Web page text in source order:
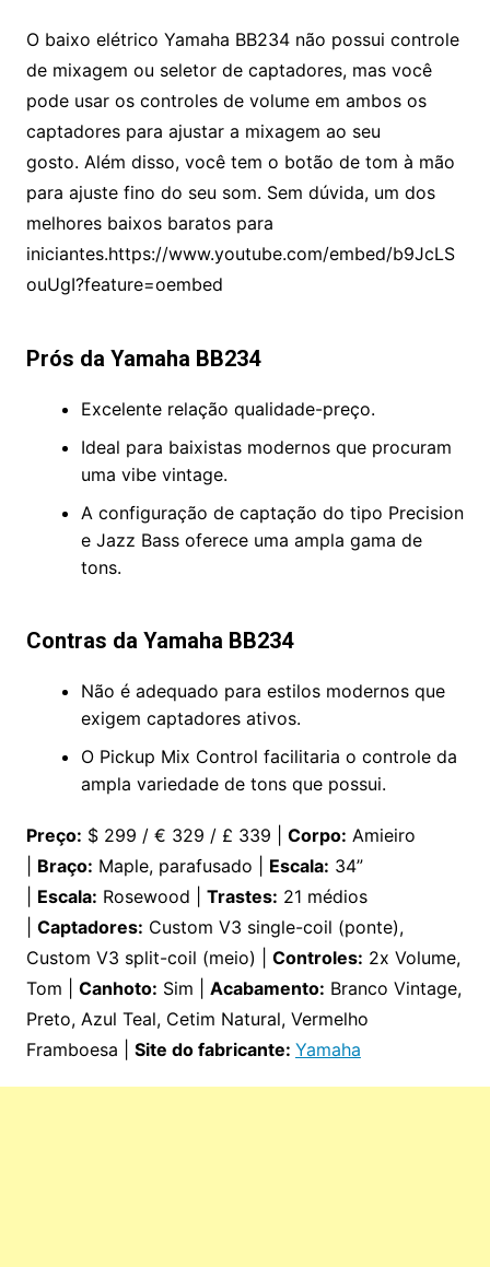
O baixo elétrico Yamaha BB234 não possui controle
de mixagem ou seletor de captadores, mas você
pode usar os controles de volume em ambos os
captadores para ajustar a mixagem ao seu
gosto. Além disso, você tem o botão de tom à mão
para ajuste fino do seu som. Sem dúvida, um dos
melhores baixos baratos para
iniciantes.https://www.youtube.com/embed/b9JcLS
ouUgI?feature=oembed
Prós da Yamaha BB234
Excelente relação qualidade-preço.
Ideal para baixistas modernos que procuram
uma vibe vintage.
A configuração de captação do tipo Precision
e Jazz Bass oferece uma ampla gama de
tons.
Contras da Yamaha BB234
Não é adequado para estilos modernos que
exigem captadores ativos.
O Pickup Mix Control facilitaria o controle da
ampla variedade de tons que possui.
Preço: $ 299 / € 329 / £ 339 | Corpo: Amieiro
Braço: Maple, parafusado | Escala: 34”
Escala: Rosewood | Trastes: 21 médios
Captadores: Custom V3 single-coil (ponte),
Custom V3 split-coil (meio) | Controles: 2x Volume,
Tom | Canhoto: Sim | Acabamento: Branco Vintage,
Preto, Azul Teal, Cetim Natural, Vermelho
Framboesa | Site do fabricante: Yamaha